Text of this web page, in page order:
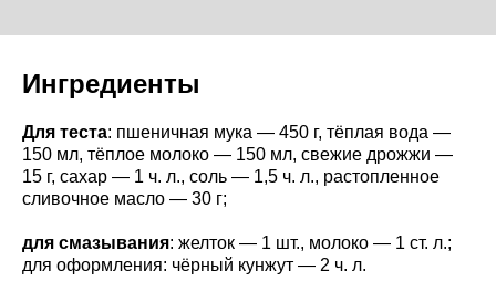
Ингредиенты
Для теста: пшеничная мука — 450 г, тёплая вода —
150 мл, тёплое молоко — 150 мл, свежие дрожжи —
15 г, сахар — 1 ч. л., соль — 1,5 ч. л., растопленное
сливочное масло — 30 г;
для смазывания: желток — 1 шт., молоко — 1 ст. л.;
для оформления: чёрный кунжут — 2 ч. л.